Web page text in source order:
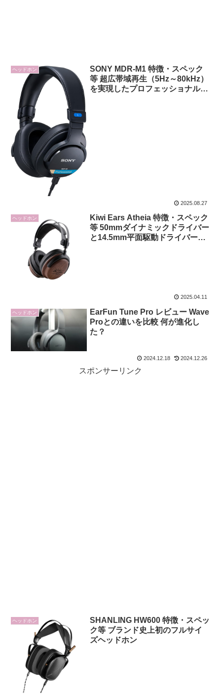
ヘッドホン
SONY MDR-M1 特徴・スペック
等 超広帯域再生（5Hz～80kHz）
を実現したプロフェッショナル向
2025.08.27
ヘッドホン
Kiwi Ears Atheia 特徴・スペック
等 50mmダイナミックドライバー
と14.5mm平面駆動ドライバーを
2025.04.11
ヘッドホン
EarFun Tune Pro レビュー Wave
Proとの違いを比較 何が進化し
た？
2024.12.18 2024.12.26
スポンサーリンク
ヘッドホン
SHANLING HW600 特徴・スペッ
ク等 ブランド史上初のフルサイ
ズヘッドホン